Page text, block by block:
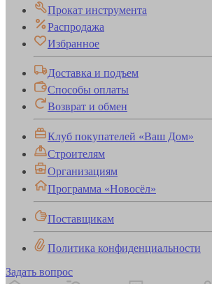
Прокат инструмента
Распродажа
Избранное
Доставка и подъем
Способы оплаты
Возврат и обмен
Клуб покупателей «Ваш Дом»
Строителям
Организациям
Программа «Новосёл»
Поставщикам
Политика конфиденциальности
Задать вопрос